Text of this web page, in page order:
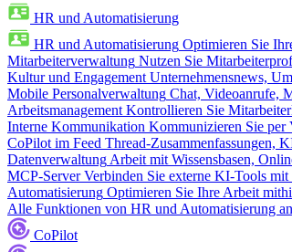
HR und Automatisierung
HR und Automatisierung Optimieren Sie
Mitarbeiterverwaltung Nutzen Sie
Kultur und Engagement Unternehmensnews,
Mobile Personalverwaltung Chat, Videoanrufe,
Arbeitsmanagement Kontrollieren Sie
Interne Kommunikation Kommunizieren Sie per
CoPilot im Feed Thread-Zusammenfassungen,
Datenverwaltung Arbeit mit Wissensbasen,
MCP-Server Verbinden Sie externe KI-Tools
Automatisierung Optimieren Sie Ihre Arbeit
Alle Funktionen von HR und Automatisierung
CoPilot